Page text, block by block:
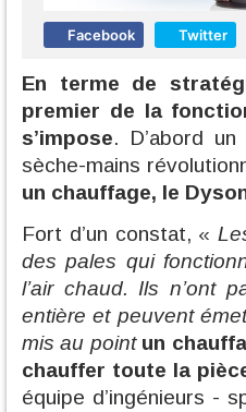
Facebook Twitter
En terme de
premier de la
s’impose. D’abord
sèche-mains
un chauffage, le
Fort d’un constat, «
des pales qui
l’air chaud. Ils n’ont
entière et peuvent
mis au point un
chauffer toute la
équipe d’ingénieurs -